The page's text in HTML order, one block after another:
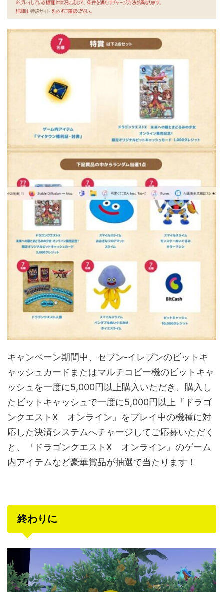
キャンペーン期間中、セブン‐イレブンのビットキ
ャッシュカードまたはマルチコピー機のビットキャ
ッシュを一度に5,000円以上購入いただき、購入し
たビットキャッシュで一度に5,000円以上『ドラゴ
ンクエストX オンライン』をプレイ中の機種に対
応した決済システムへチャージしてご応募いただく
と、『ドラゴンクエストX オンライン』のゲーム
内アイテムなど豪華賞品が抽選で当たります！
終わりに